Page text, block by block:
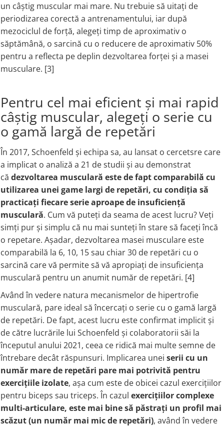
Riboflavin (Vitamin B2)
Ribose
Rosemary
Rutin (Vitamin P)
Reishi Mushroom
Resveratrol
Saw Palmetto
Seleniu
Serrapeptase
Shiitake Mushroom
Silimarina Milk Thistle
Strontium
Sulforaphane (broccoli)
St. John's Wort
T
Thiamine (Vitamin B1)
Taurine
Tirozina
Tribulus
Triptofan
Turmeric (Curcumin)
U
Coconut Oil
Pumpkin Seed Oil
Slippery Elm
Stinging Nettle
Garlic
Valerian
Vitamin B12
Vitamin A
un câștig muscular mai mare. Nu trebuie să uitați de
periodizarea corectă a antrenamentului, iar după
mezociclul de forță, alegeți timp de aproximativ o
săptămână, o sarcină cu o reducere de aproximativ 50%
pentru a reflecta pe deplin dezvoltarea forței și a masei
musculare. [3]
Pentru cel mai eficient și mai rapid
câștig muscular, alegeți o serie cu
o gamă largă de repetări
În 2017, Schoenfeld și echipa sa, au lansat o cercetsre care
a implicat o analiză a 21 de studii și au demonstrat
că dezvoltarea musculară este de fapt comparabilă cu
utilizarea unei game largi de repetări, cu condiția să
practicați fiecare serie aproape de insuficiență
musculară. Cum vă puteți da seama de acest lucru? Veți
simți pur și simplu că nu mai sunteți în stare să faceți încă
o repetare. Așadar, dezvoltarea masei musculare este
comparabilă la 6, 10, 15 sau chiar 30 de repetări cu o
sarcină care vă permite să vă apropiați de insuficiența
musculară pentru un anumit număr de repetări. [4]
Având în vedere natura mecanismelor de hipertrofie
musculară, pare ideal să încercați o serie cu o gamă largă
de repetări. De fapt, acest lucru este confirmat implicit și
de către lucrările lui Schoenfeld și colaboratorii săi la
începutul anului 2021, ceea ce ridică mai multe semne de
întrebare decât răspunsuri. Implicarea unei serii cu un
număr mare de repetări pare mai potrivită pentru
exercițiile izolate, așa cum este de obicei cazul exercițiilor
pentru biceps sau triceps. În cazul exercițiilor complexe
multi-articulare, este mai bine să păstrați un profil mai
scăzut (un număr mai mic de repetări), având în vedere